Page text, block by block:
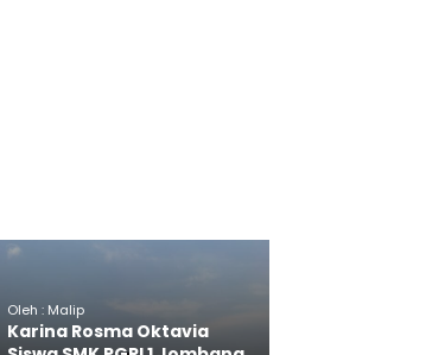
Oleh : Malip
Karina Rosma Oktavia